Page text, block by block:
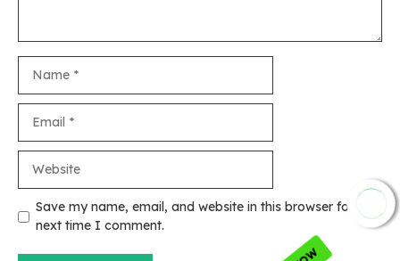
Save my name, email, and website in this browser for the
next time I comment.
JOIN NOW